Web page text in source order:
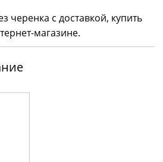
черенка с доставкой, купить
магазине.